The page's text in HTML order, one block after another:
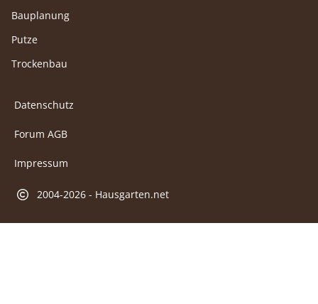
Bauplanung
Putze
Trockenbau
Datenschutz
Forum AGB
Impressum
2004-2026 - Hausgarten.net